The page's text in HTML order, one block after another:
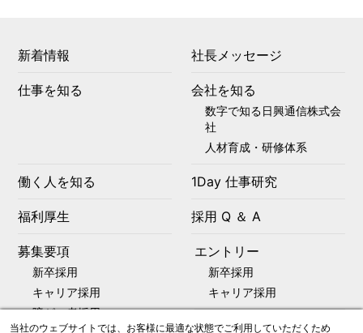
新着情報 社長メッセージ
仕事を知る 会社を知る
数字で知る日興通信株式会
社
人材育成・研修体系
働く人を知る 1Day 仕事研究
福利厚生 採用 Q ＆ A
募集要項
新卒採用
キャリア採用
障がい者採用
エントリー
新卒採用
キャリア採用
コーポレートサイト
当社のウェブサイトでは、お客様に最適な状態でご利用していただくため